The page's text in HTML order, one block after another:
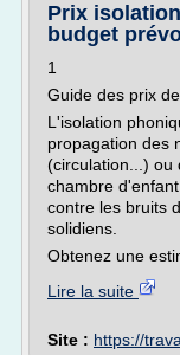
Prix
budget
1
Guide des prix
L'isolation
propagation des
(circulation...) ou
chambre
contre les bruits
solidiens.
Obtenez une
Lire la suite
Site : https://